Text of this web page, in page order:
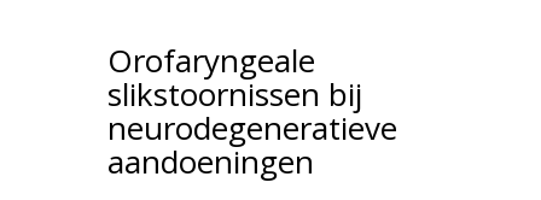
Orofaryngeale
slikstoornissen bij
neurodegeneratieve
aandoeningen